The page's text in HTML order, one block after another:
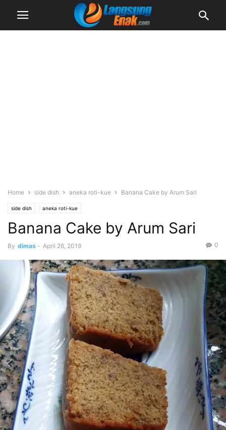
Home side dish aneka roti-kue Banana Cake by Arum Sari
side dish aneka roti-kue
Banana Cake by Arum Sari
By dimas - April 26, 2019 0